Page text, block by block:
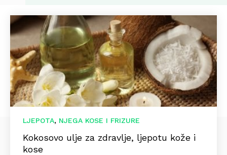
LJEPOTA, NJEGA KOSE I FRIZURE
Kokosovo ulje za zdravlje, ljepotu kože i
kose